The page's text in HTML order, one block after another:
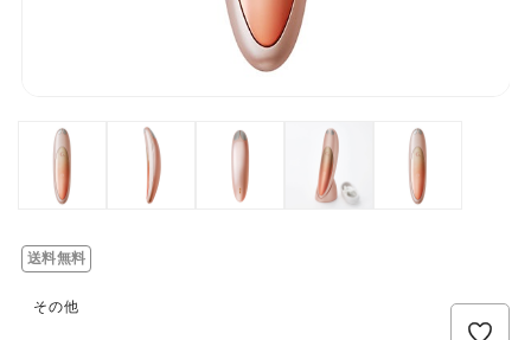
送料無料
その他